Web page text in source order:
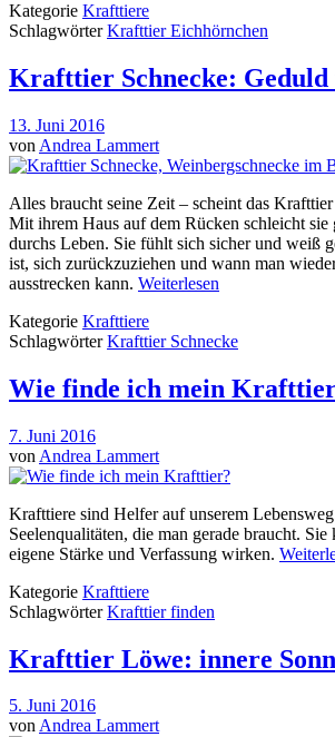
Kategorie Krafttiere
SchlagwörterKrafttier Eichhörnchen
Krafttier Schnecke: Geduld
13. Juni 2016
von Andrea Lammert
Alles braucht seine Zeit – scheint das Krafttier
Mit ihrem Haus auf dem Rücken schleicht sie
durchs Leben. Sie fühlt sich sicher und weiß
ist, sich zurückzuziehen und wann man
ausstrecken kann. Weiterlesen
Kategorie Krafttiere
SchlagwörterKrafttier Schnecke
Wie finde ich mein
7. Juni 2016
von Andrea Lammert
Krafttiere sind Helfer auf unserem
Seelenqualitäten, die man gerade braucht.
eigene Stärke und Verfassung wirken.
Kategorie Krafttiere
SchlagwörterKrafttier finden
Krafttier Löwe: innere
5. Juni 2016
vonAndrea Lammert